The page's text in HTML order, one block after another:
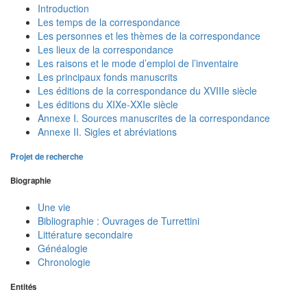
Introduction
Les temps de la correspondance
Les personnes et les thèmes de la correspondance
Les lieux de la correspondance
Les raisons et le mode d’emploi de l’inventaire
Les principaux fonds manuscrits
Les éditions de la correspondance du XVIIIe siècle
Les éditions du XIXe-XXIe siècle
Annexe I. Sources manuscrites de la correspondance
Annexe II. Sigles et abréviations
Projet de recherche
Biographie
Une vie
Bibliographie : Ouvrages de Turrettini
Littérature secondaire
Généalogie
Chronologie
Entités